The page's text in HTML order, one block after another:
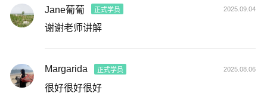
Jane葡葡 正式学员 2025.09.04
谢谢老师讲解
Margarida 正式学员 2025.08.06
很好很好很好